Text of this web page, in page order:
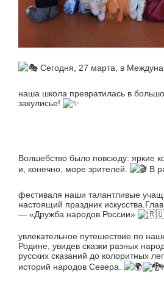
Сегодня, 27 марта, в
наша школа превратилась в
закулисье!
Волшебство было повсюду: яркие
и, конечно, море зрителей.
В
фестиваля наши талантливые
настоящий праздник
— «Дружба народов России»
увлекательное путешествие по
Родине, увидев сказки разных
русских сказаний до колоритных
историй народов Севера.